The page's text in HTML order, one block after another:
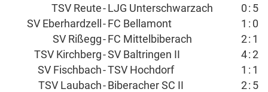
TSV Reute- LJG Unterschwarzach 0 : 5
SV Eberhardzell - FC Bellamont 1 : 0
SV Rißegg- FC Mittelbiberach 2: 1
TSV Kirchberg-SV Baltringen II 4: 2
SV Fischbach-TSV Hochdorf 1 : 1
TSV Laubach- Biberacher SC II 2: 5